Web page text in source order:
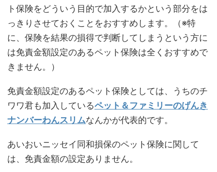
ト保険をどういう目的で加入するかという部分をは
っきりさせておくことをおすすめします。（※特
に、保険を結果の損得で判断してしまうという方に
は免責金額設定のあるペット保険は全くおすすめで
きません。）
免責金額設定のあるペット保険としては、うちのチ
ワワ君も加入しているペット＆ファミリーのげんき
ナンバーわんスリムなんかが代表的です。
あいおいニッセイ同和損保のペット保険に関して
は、免責金額の設定ありません。